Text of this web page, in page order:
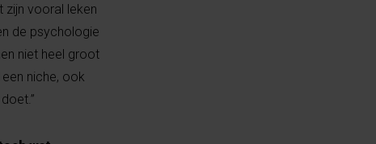
zijn vooral leken
de psychologie
niet heel groot
niche, ook